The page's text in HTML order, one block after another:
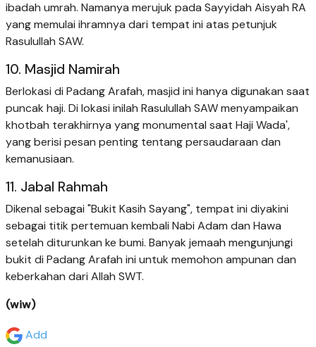
ibadah umrah. Namanya merujuk pada Sayyidah Aisyah RA
yang memulai ihramnya dari tempat ini atas petunjuk
Rasulullah SAW.
10. Masjid Namirah
Berlokasi di Padang Arafah, masjid ini hanya digunakan saat
puncak haji. Di lokasi inilah Rasulullah SAW menyampaikan
khotbah terakhirnya yang monumental saat Haji Wada',
yang berisi pesan penting tentang persaudaraan dan
kemanusiaan.
11. Jabal Rahmah
Dikenal sebagai "Bukit Kasih Sayang", tempat ini diyakini
sebagai titik pertemuan kembali Nabi Adam dan Hawa
setelah diturunkan ke bumi. Banyak jemaah mengunjungi
bukit di Padang Arafah ini untuk memohon ampunan dan
keberkahan dari Allah SWT.
(wiw)
Add